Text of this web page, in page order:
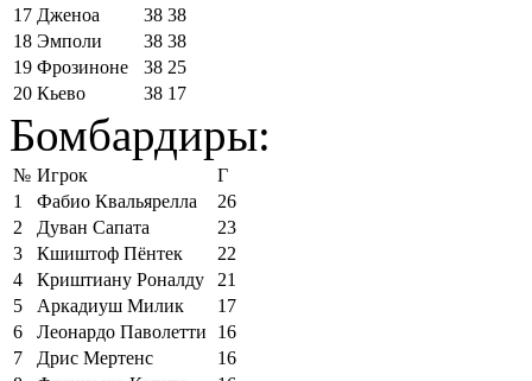
17 Дженоа 38 38
18 Эмполи 38 38
19 Фрозиноне 38 25
20 Кьево 38 17
Бомбардиры:
№ Игрок
Г
1
Фабио Квальярелла
26
2
Дуван Сапата
23
3
Кшиштоф Пёнтек
22
4
Криштиану Роналду
21
5
Аркадиуш Милик
17
6
Леонардо Паволетти
16
7
Дрис Мертенс
16